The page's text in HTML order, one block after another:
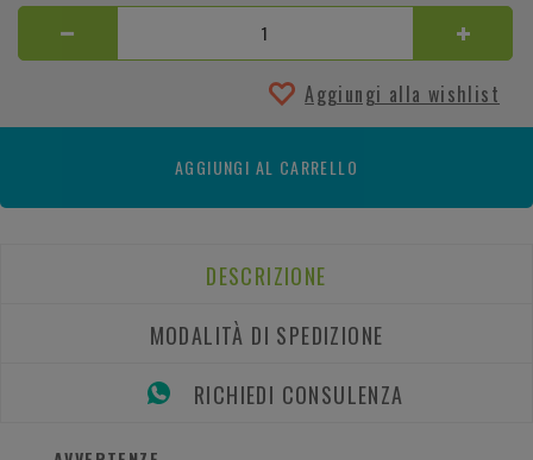
Aggiungi alla wishlist
AGGIUNGI AL CARRELLO
DESCRIZIONE
MODALITÀ DI SPEDIZIONE
RICHIEDI CONSULENZA